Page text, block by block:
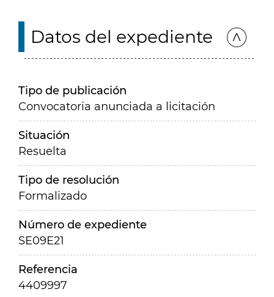
Datos del expediente
Tipo de publicación
Convocatoria anunciada a licitación
Situación
Resuelta
Tipo de resolución
Formalizado
Número de expediente
SE09E21
Referencia
4409997